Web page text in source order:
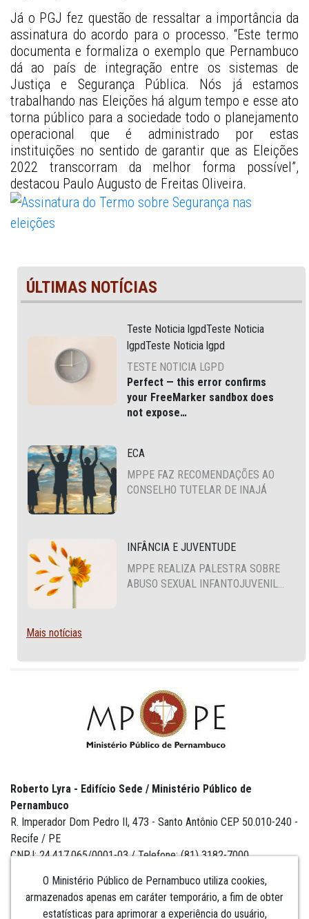
Já o PGJ fez questão de ressaltar a importância da
assinatura do acordo para o processo. “Este termo
documenta e formaliza o exemplo que Pernambuco
dá ao país de integração entre os sistemas de
Justiça e Segurança Pública. Nós já estamos
trabalhando nas Eleições há algum tempo e esse ato
torna público para a sociedade todo o planejamento
operacional que é administrado por estas
instituições no sentido de garantir que as Eleições
2022 transcorram da melhor forma possível”,
destacou Paulo Augusto de Freitas Oliveira.
ÚLTIMAS NOTÍCIAS
Teste Noticia lgpdTeste Noticia
lgpdTeste Noticia lgpd
TESTE NOTICIA LGPD
Perfect — this error confirms
your FreeMarker sandbox does
not expose
DXP and Cloud environments.
ECA
MPPE FAZ RECOMENDAÇÕES AO
CONSELHO TUTELAR DE INAJÁ
INFÂNCIA E JUVENTUDE
MPPE REALIZA PALESTRA SOBRE
ABUSO SEXUAL INFANTOJUVENIL
Mais notícias
O Ministério Público de Pernambuco utiliza cookies,
armazenados apenas em caráter temporário, a fim de obter
estatísticas para aprimorar a experiência do usuário,
Roberto Lyra - Edifício Sede / Ministério Público de
Pernambuco
R. Imperador Dom Pedro II, 473 - Santo Antônio CEP 50.010-240 -
Recife / PE
CNPJ: 24.417.065/0001-03 / Telefone: (81) 3182-7000
Institucional